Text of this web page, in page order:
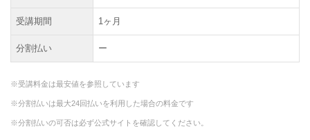
受講期間 1ヶ月
分割払い ー
※受講料金は最安値を参照しています
※分割払いは最大24回払いを利用した場合の料金です
※分割払いの可否は必ず公式サイトを確認してください。